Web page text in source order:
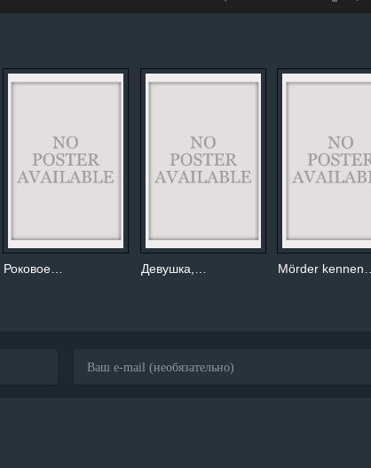
Роковое… Девушка,… Mörder kennen…